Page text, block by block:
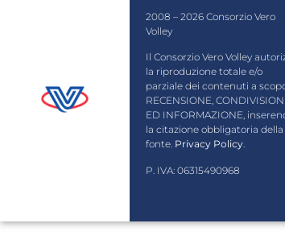
2008 – 2026 Consorzio Vero
Volley
Il Consorzio Vero Volley
la riproduzione totale e/o
parziale dei contenuti a
RECENSIONE,
ED INFORMAZIONE,
la citazione obbligatoria della
fonte. Privacy Policy.
P. IVA: 06315490968